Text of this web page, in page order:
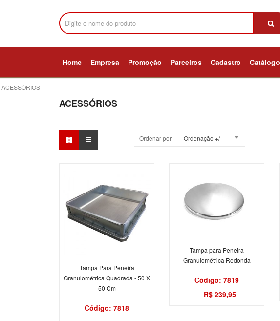
Home Empresa Promoção Parceiros Cadastro Catálogo
ACESSÓRIOS
ACESSÓRIOS
Ordenar por Ordenação +/-
Tampa Para Peneira
Granulométrica Quadrada - 50 X
50 Cm
Código: 7818
Tampa para Peneira
Granulométrica Redonda
Código: 7819
R$ 239,95